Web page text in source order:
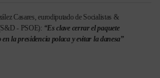
Casares, eurodiputado de Socialistas &
- PSOE): “Es clave cerrar el paquete
en la presidencia polaca y evitar la danesa”